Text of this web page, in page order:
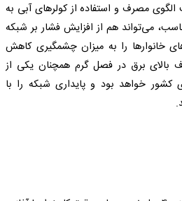
الگوی مصرف و استفاده از کولرهای آبی به
می‌تواند هم از افزایش فشار بر شبکه
خانوارها را به میزان چشمگیری کاهش
برق در فصل گرم همچنان یکی از
خواهد بود و پایداری شبکه را با